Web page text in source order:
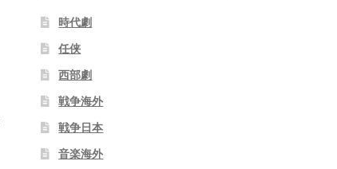
時代劇
任侠
西部劇
戦争海外
戦争日本
音楽海外